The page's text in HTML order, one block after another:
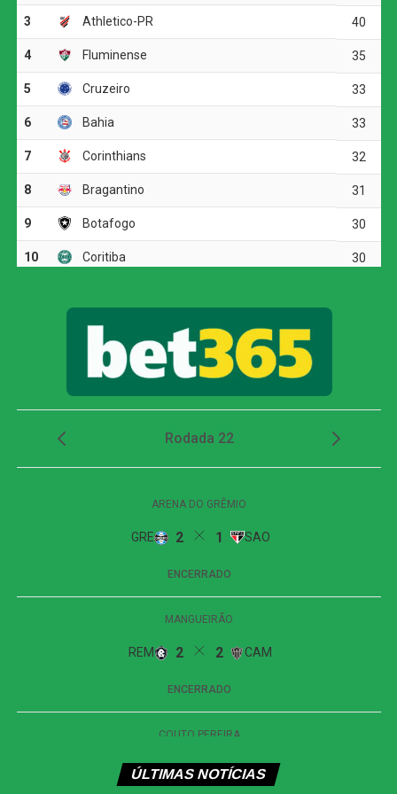
O Vitória precisou de apenas dez minutos para abrir o
placar. Baralhas recebeu a bola próximo à meia-lua e
finalizou colocado. O goleiro Santos não conseguiu
Renê aproveitou o rebote e empurrou para as redes.
O Athletico-PR tentou responder aos 15 minutos.
Mendoza acionou Viveros, que avançou pela esquerda e
cruzou rasteiro para Gilberto. O atacante chegou batendo
de primeira, mas mandou por cima. Dois minutos depois,
Viveros recebeu novamente em boa posição, desta vez
pelo lado direito, e finalizou acima do gol defendido por
Lucas Arcanjo.
Cruzeiro vence a Chapecoense e está nas
quartas de final da Copa do Brasil
Aos 44 minutos, Matheuzinho arriscou de fora da área,
mas Santos defendeu sem dificuldade. Já nos
Erick recebeu na ponta direita, cortou Luiz Gustavo para
dentro e bateu de esquerda, sem dar chances ao goleiro
minutos. Viveros desviou uma cobrança de escanteio na
primeira trave e obrigou Lucas Arcanjo a fazer uma
e finalizou da marca do pênalti, mas parou novamente no
terceiro gol. Erick cobrou escanteio, Santos saiu mal para
afastar a bola e caiu no gramado. Renê ficou com a sobra
na pequena área e apenas completou para o fundo do
ÚLTIMAS NOTÍCIAS